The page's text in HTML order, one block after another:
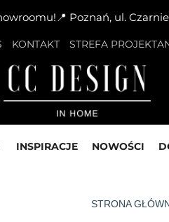
Poznań, ul.
KONTAKT STREFA
INSPIRACJE NOWOŚCI
STRONA